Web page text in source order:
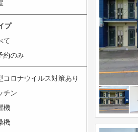
プ
て
約のみ
コロナウイルス対策あり
チン
機
機